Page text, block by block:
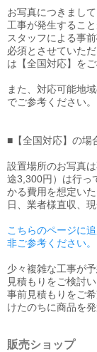
お写真につきまし
工事が発生するこ
スタッフによる事
必須とさせていた
は【全国対応】を
また、対応可能地
でご参考ください。
■【全国対応】の場
設置場所のお写真
途3,300円）は行っ
かる費用を想定い
日、業者様直収、現
こちらのページに
非ご参考ください。
少々複雑な工事が
見積もりをご検討
事前見積もりをご
けたのちに商品を発
販売ショップ